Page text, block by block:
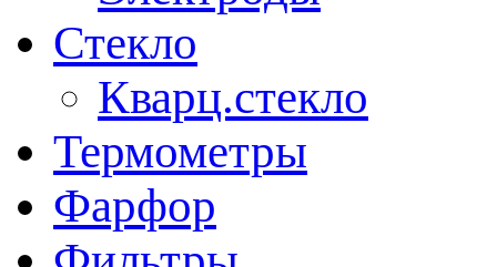
Стекло
Кварц.стекло
Термометры
Фарфор